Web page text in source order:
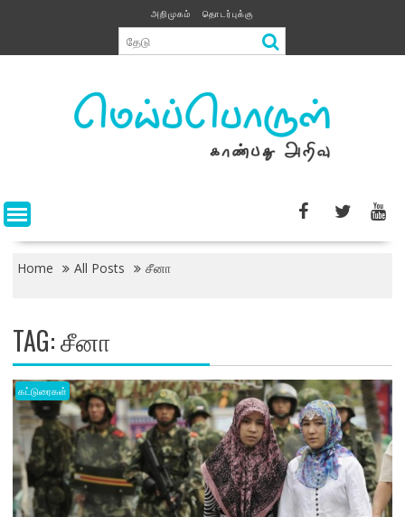
content
அறிமுகம் தொடர்புக்கு
Home All Posts சீனா
TAG:சீனா
கட்டுரைகள்